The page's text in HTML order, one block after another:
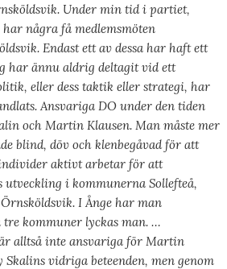
Under min tid i partiet,
några få medlemsmöten
Endast ett av dessa har haft ett
har ännu aldrig deltagit vid ett
eller dess taktik eller strategi, har
Ansvariga DO under den tiden
och Martin Klausen. Man måste mer
blind, döv och klenbegåvad för att
aktivt arbetar för att
i kommunerna Sollefteå,
I Ånge har man
kommuner lyckas man. …
alltså inte ansvariga för Martin
Skalins vidriga beteenden, men genom